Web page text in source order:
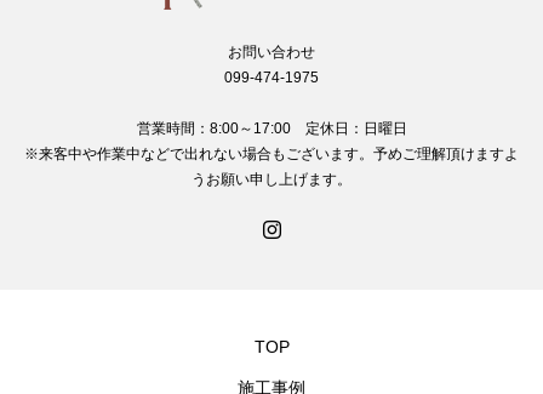
お問い合わせ
099-474-1975
営業時間：8:00～17:00 定休日：日曜日
※来客中や作業中などで出れない場合もございます。予めご理解頂けますよ
うお願い申し上げます。
TOP
施工事例